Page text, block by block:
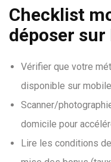
Checklist
déposer sur
Vérifier que votre
disponible sur
Scanner/
domicile pour
Lire les conditions